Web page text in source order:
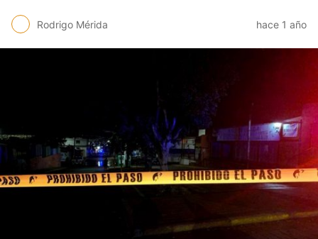
Rodrigo Mérida hace 1 año